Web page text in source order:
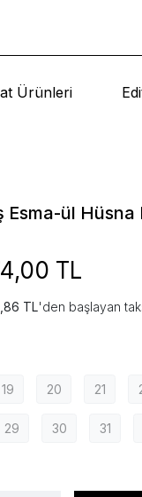
Ürünleri
Esma-ül Hüsna
TL
TL'den başlayan
19 20 21
29 30 31